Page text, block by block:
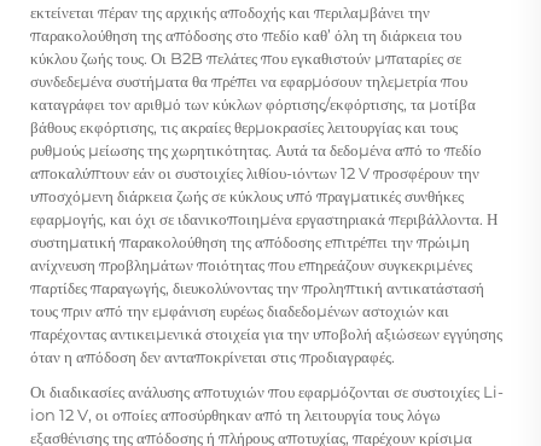
εκτείνεται πέραν της αρχικής αποδοχής και περιλαμβάνει την
παρακολούθηση της απόδοσης στο πεδίο καθ’ όλη τη διάρκεια του
κύκλου ζωής τους. Οι B2B πελάτες που εγκαθιστούν μπαταρίες σε
συνδεδεμένα συστήματα θα πρέπει να εφαρμόσουν τηλεμετρία που
καταγράφει τον αριθμό των κύκλων φόρτισης/εκφόρτισης, τα μοτίβα
βάθους εκφόρτισης, τις ακραίες θερμοκρασίες λειτουργίας και τους
ρυθμούς μείωσης της χωρητικότητας. Αυτά τα δεδομένα από το πεδίο
αποκαλύπτουν εάν οι συστοιχίες λιθίου-ιόντων 12 V προσφέρουν την
υποσχόμενη διάρκεια ζωής σε κύκλους υπό πραγματικές συνθήκες
εφαρμογής, και όχι σε ιδανικοποιημένα εργαστηριακά περιβάλλοντα. Η
συστηματική παρακολούθηση της απόδοσης επιτρέπει την πρώιμη
ανίχνευση προβλημάτων ποιότητας που επηρεάζουν συγκεκριμένες
παρτίδες παραγωγής, διευκολύνοντας την προληπτική αντικατάστασή
τους πριν από την εμφάνιση ευρέως διαδεδομένων αστοχιών και
παρέχοντας αντικειμενικά στοιχεία για την υποβολή αξιώσεων εγγύησης
όταν η απόδοση δεν ανταποκρίνεται στις προδιαγραφές.
Οι διαδικασίες ανάλυσης αποτυχιών που εφαρμόζονται σε συστοιχίες Li-
ion 12 V, οι οποίες αποσύρθηκαν από τη λειτουργία τους λόγω
εξασθένισης της απόδοσης ή πλήρους αποτυχίας, παρέχουν κρίσιμα